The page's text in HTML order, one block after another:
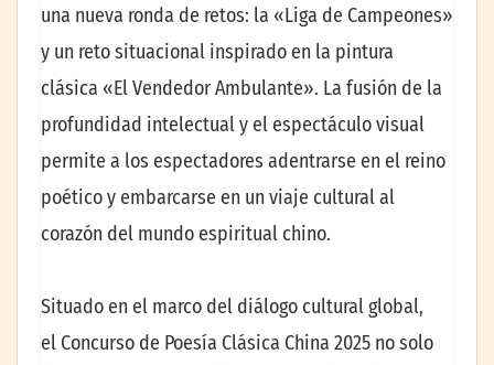
una nueva ronda de retos: la «Liga de Campeones»
y un reto situacional inspirado en la pintura
clásica «El Vendedor Ambulante». La fusión de la
profundidad intelectual y el espectáculo visual
permite a los espectadores adentrarse en el reino
poético y embarcarse en un viaje cultural al
corazón del mundo espiritual chino.
Situado en el marco del diálogo cultural global,
el Concurso de Poesía Clásica China 2025 no solo